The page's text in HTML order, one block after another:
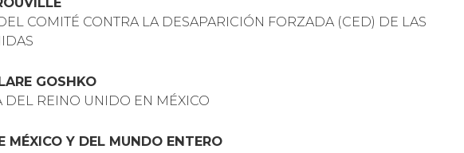
COMITÉ CONTRA LA DESAPARICIÓN FORZADA (CED) DE LAS
GOSHKO
DEL REINO UNIDO EN MÉXICO
MÉXICO Y DEL MUNDO ENTERO